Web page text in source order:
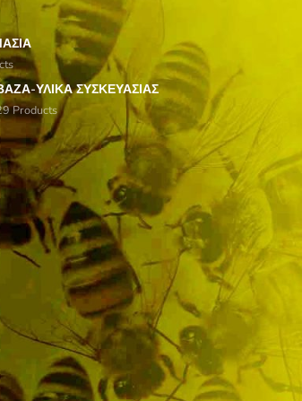
ΥΛΙΚΆ ΣΥΣΚΕΥΑΣΊΑΣ
Products